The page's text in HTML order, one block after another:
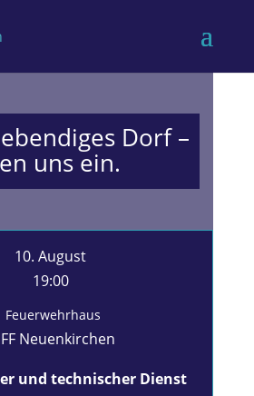
Dorf –
uns ein.
10. August
19:00
Feuerwehrhaus
FF Neuenkirchen
und technischer Dienst